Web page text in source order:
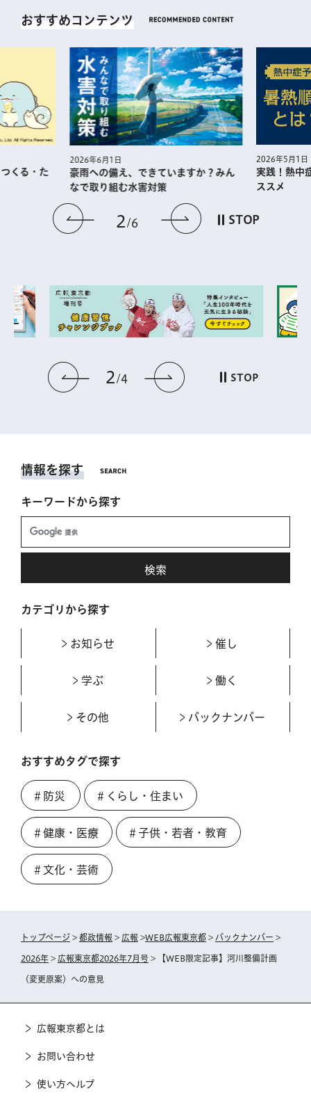
おすすめコンテンツ
前のスライドを表示
2 6 次のスライドを
STOP
くる・た
2026年6月1日
豪雨への備え、できていますか？みん
なで取り組む水害対策
2026年5月1日
実践！熱中
ススメ
前のスライドを表示
2 4 次のスライドを表
STOP
情報を探す
キーワードから探す
カテゴリから探す
お知らせ 催し
学ぶ 働く
その他 バックナンバー
おすすめタグで探す
＃防災 ＃くらし・住まい
＃健康・医療 ＃子供・若者・教育
＃文化・芸術
トップページ > 都政情報 > 広報 >WEB広報東京都 > バックナンバー >
2026年 > 広報東京都2026年7月号 > 【WEB限定記事】河川整備計画
（変更原案）への意見
広報東京都とは
お問い合わせ
使い方ヘルプ